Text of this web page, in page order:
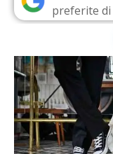
preferite di